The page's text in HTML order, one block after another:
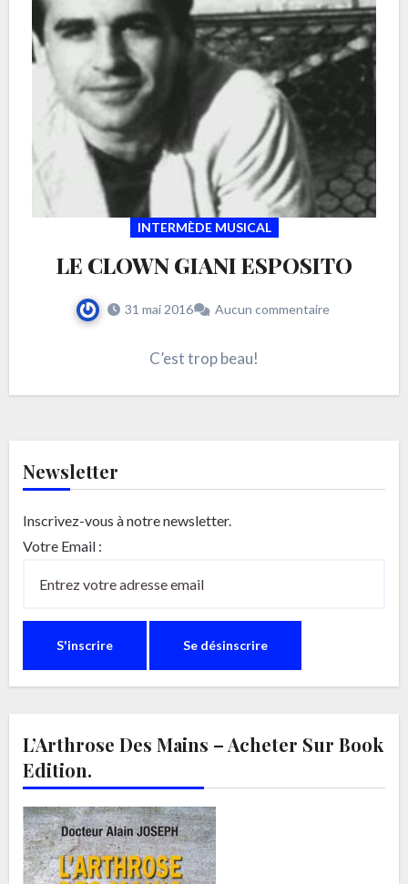
INTERMÈDE MUSICAL
LE CLOWN GIANI ESPOSITO
31 mai 2016 Aucun commentaire
C’est trop beau!
Newsletter
Inscrivez-vous à notre newsletter.
Votre Email :
L’Arthrose Des Mains – Acheter Sur Book
Edition.